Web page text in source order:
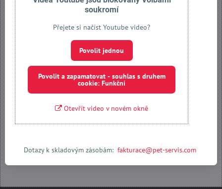
Externí obsah je blokován Volbami soukromí
Přejete si načíst externí obsah?
Povolit jednou
Povolit a zapamatovat - souhlas s druhem cookie: Funkční
soukromí
Přejete si načíst Youtube video?
Povolit jednou
Povolit a zapamatovat - souhlas s druhem
cookie: Funkční
Otevřít video v novém okně
Dotazy k skladovým zásobám:fakturace@pet-servis.com